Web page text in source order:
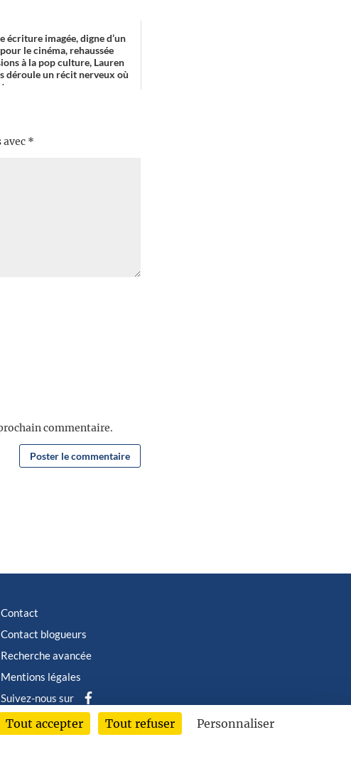
écriture imagée, digne d’un
le cinéma, rehaussée
à la pop culture, Lauren
déroule un récit nerveux où
*
commentaire.
Contact
Contact blogueurs
Recherche avancée
Mentions légales
Suivez-nous sur
2026 © Albin Michel Imaginaire - Tous droits réservés
Tout accepter Tout refuser
Personnaliser